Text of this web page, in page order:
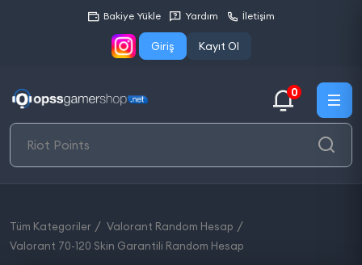
Bakiye Yükle Yardım İletişim
Giriş Kayıt Ol
0
Tüm Kategoriler
Valorant Random Hesap
Valorant 70-120 Skin Garantili Random Hesap